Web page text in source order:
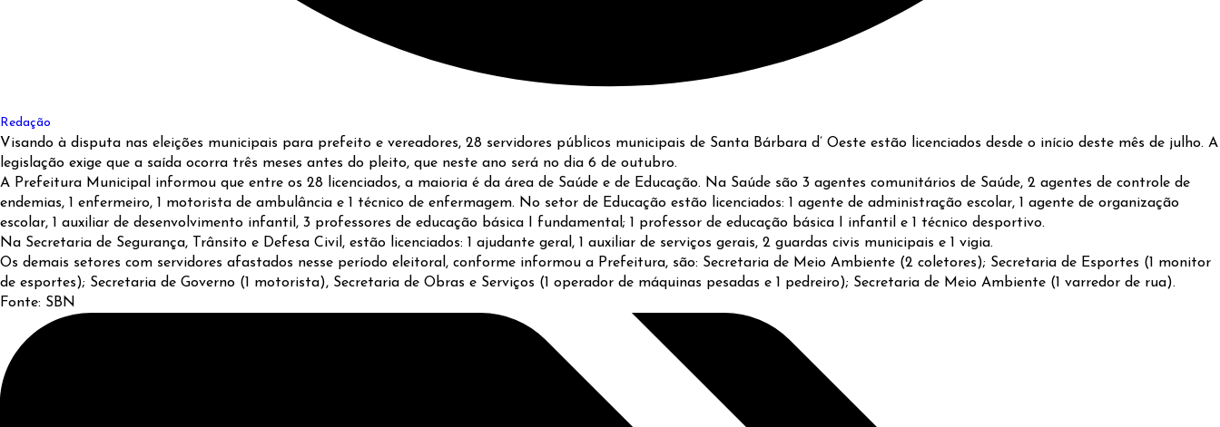
Redação
Visando à disputa nas eleições municipais para prefeito e vereadores, 28 servidores públicos municipais de Santa Bárbara d’ Oeste estão licenciados desde o início deste mês de julho. A
legislação exige que a saída ocorra três meses antes do pleito, que neste ano será no dia 6 de outubro.
A Prefeitura Municipal informou que entre os 28 licenciados, a maioria é da área de Saúde e de Educação. Na Saúde são 3 agentes comunitários de Saúde, 2 agentes de controle de
endemias, 1 enfermeiro, 1 motorista de ambulância e 1 técnico de enfermagem. No setor de Educação estão licenciados: 1 agente de administração escolar, 1 agente de organização
escolar, 1 auxiliar de desenvolvimento infantil, 3 professores de educação básica I fundamental; 1 professor de educação básica I infantil e 1 técnico desportivo.
Na Secretaria de Segurança, Trânsito e Defesa Civil, estão licenciados: 1 ajudante geral, 1 auxiliar de serviços gerais, 2 guardas civis municipais e 1 vigia.
Os demais setores com servidores afastados nesse período eleitoral, conforme informou a Prefeitura, são: Secretaria de Meio Ambiente (2 coletores); Secretaria de Esportes (1 monitor
de esportes); Secretaria de Governo (1 motorista), Secretaria de Obras e Serviços (1 operador de máquinas pesadas e 1 pedreiro); Secretaria de Meio Ambiente (1 varredor de rua).
Fonte: SBN